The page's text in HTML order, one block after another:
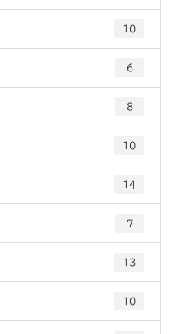
10
6
8
10
14
7
13
10